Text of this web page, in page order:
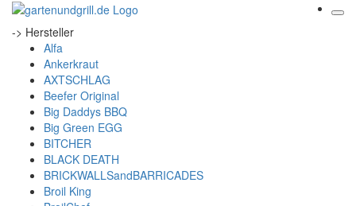
-> Hersteller
Alfa
Ankerkraut
AXTSCHLAG
Beefer Original
Big Daddys BBQ
Big Green EGG
BITCHER
BLACK DEATH
BRICKWALLSandBARRICADES
Broil King